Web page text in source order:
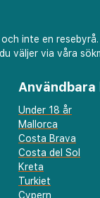
inte en
väljer via våra
Användbara
Under 18 år
Mallorca
Costa Brava
Costa del Sol
Kreta
Turkiet
Cypern